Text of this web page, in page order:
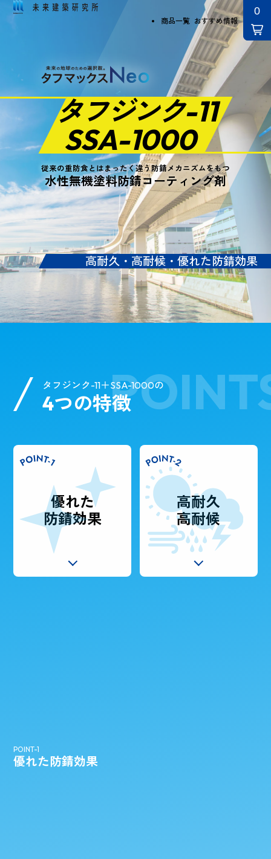
商品一覧 おすすめ情報
タフジンク-11
SSA-1000
従来の重防食とはまったく違う防錆メカニズムをもつ
水性無機塗料防錆コーティング剤
高耐久・高耐候・優れた防錆効果
タフジンク-11＋SSA-1000の
4つの特徴
優れた
防錆効果
高耐久
高耐候
POINT-1
優れた防錆効果